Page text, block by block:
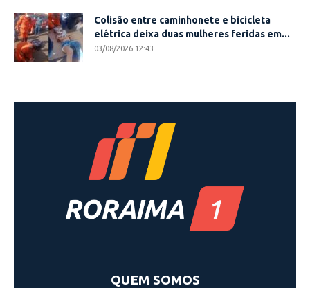
Colisão entre caminhonete e bicicleta
elétrica deixa duas mulheres feridas em...
03/08/2026 12:43
QUEM SOMOS